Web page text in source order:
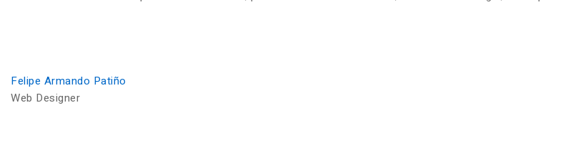
Felipe Armando Patiño
Web Designer